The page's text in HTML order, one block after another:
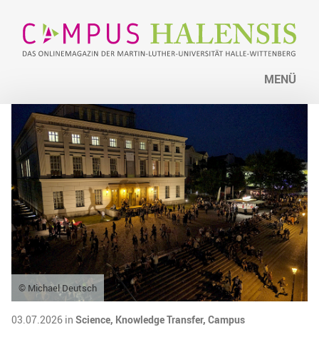
MENÜ
© Michael Deutsch
03.07.2026 in Science, Knowledge Transfer, Campus